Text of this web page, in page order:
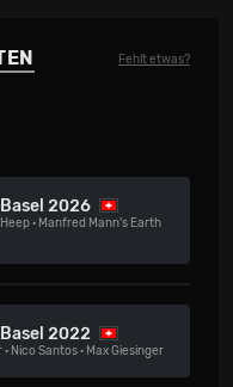
Fehlt etwas?
2026
· Manfred Mann's Earth
2022
· Nico Santos· Max Giesinger